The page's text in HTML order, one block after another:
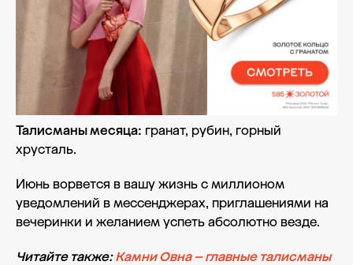
Талисманы месяца: гранат, рубин, горный
хрусталь.
Июнь ворвется в вашу жизнь с миллионом
уведомлений в мессенджерах, приглашениями на
вечеринки и желанием успеть абсолютно везде.
Читайте также:Камни Овна – главные талисманы